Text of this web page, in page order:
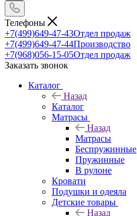
Телефоны
+7(499)649-47-43Отдел продаж
+7(499)649-47-44Производство
+7(968)056-15-05Отдел продаж
Заказать звонок
Каталог
Назад
Каталог
Матрасы
Назад
Матрасы
Беспружинные
Пружинные
В рулоне
Кровати
Подушки и одеяла
Детские товары
Назад